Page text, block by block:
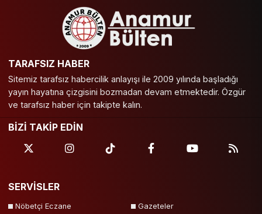
TARAFSIZ HABER
Sitemiz tarafsız habercilik anlayışı ile 2009 yılında başladığı
yayın hayatına çizgisini bozmadan devam etmektedir. Özgür
ve tarafsız haber için takipte kalın.
BİZİ TAKİP EDİN
SERVİSLER
Nöbetçi Eczane Gazeteler